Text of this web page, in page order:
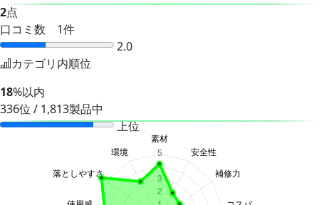
2点
口コミ数 1件
2.0
カテゴリ内順位
18%以内
336位 / 1,813製品中
上位